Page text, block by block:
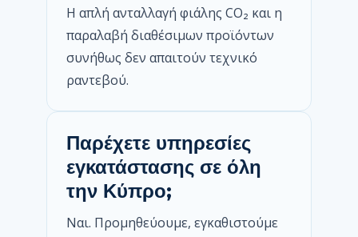
Η απλή ανταλλαγή φιάλης CO₂ και η
παραλαβή διαθέσιμων προϊόντων
συνήθως δεν απαιτούν τεχνικό
ραντεβού.
Παρέχετε υπηρεσίες
εγκατάστασης σε όλη
την Κύπρο;
Ναι. Προμηθεύουμε, εγκαθιστούμε